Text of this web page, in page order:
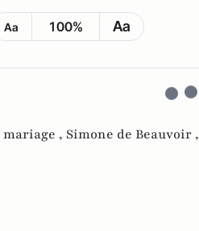
Aa 100% Aa
mariage , Simone de Beauvoir ,